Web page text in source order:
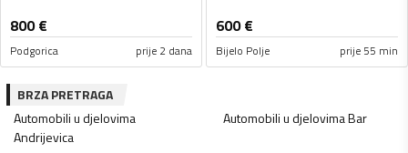
800€
Podgorica prije 2 dana
600€
Bijelo Polje prije 55 min
BRZA PRETRAGA
Automobili u djelovima
Andrijevica
Automobili u djelovimaBar